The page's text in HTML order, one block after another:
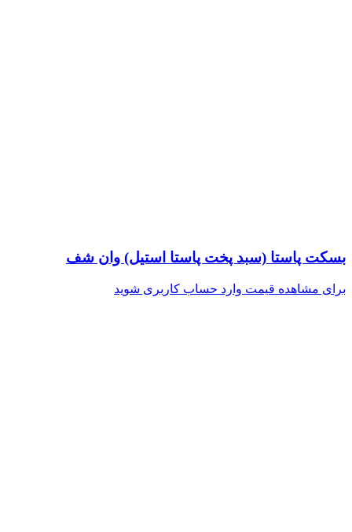
بسکت پاستا (سبد پخت پاستا استیل) وان شف
برای مشاهده قیمت وارد حساب کاربری شوید